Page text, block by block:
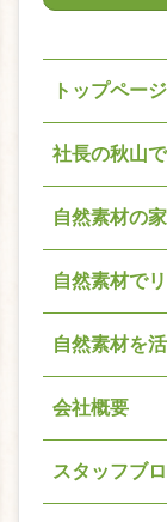
トップページ
社長の秋山で
自然素材の
自然素材で
自然素材を
会社概要
スタッフブ